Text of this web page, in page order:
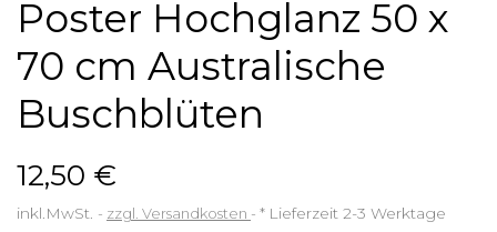
Poster Hochglanz 50 x
70 cm Australische
Buschblüten
12,50 €
inkl.MwSt. zzgl. Versandkosten * Lieferzeit 2-3 Werktage